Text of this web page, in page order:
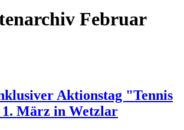
Februar
Aktionstag "Tennis
März in Wetzlar